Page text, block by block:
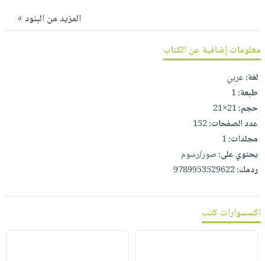
مناسبات
أسئلة
يتكرر
طرحها
خدمات
نيل
وفرات
انشر
كتابك
تواصل
التسوق
نشرة
الإصدارات
المزيد من البنود »
معلومات إضافية عن الكتاب
لغة:عربي
طبعة:1
حجم:21×21
عدد الصفحات:152
مجلدات:1
يحتوي على:صور/رسوم
ردمك:9789953529622
اكسسوارات كتب